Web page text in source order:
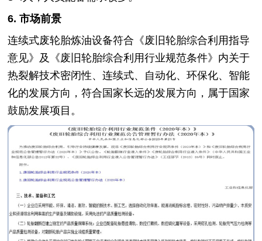
6. 市场前景
连续式废轮胎炼油设备符合《废旧轮胎综合利用指导
意见》及《废旧轮胎综合利用行业规范条件》内关于
热裂解技术密闭性、连续式、自动化、环保化、智能
化的发展方向，符合国家长远的发展方向，属于国家
鼓励发展项目。